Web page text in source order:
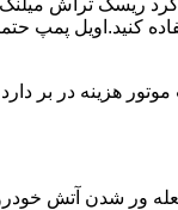
کرد ریسک تراش
کنید.اویل پمپ
باشند بین 17 ملیون تا سی ملیون
ور شدن آتش